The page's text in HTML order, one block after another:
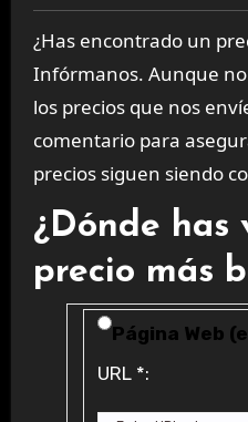
¿Has encontrado un precio más bajo?
Infórmanos. Aunque
los precios que nos
comentario para
precios siguen siendo
¿Dónde has
precio más
Price Availability
Página Web
URL *: